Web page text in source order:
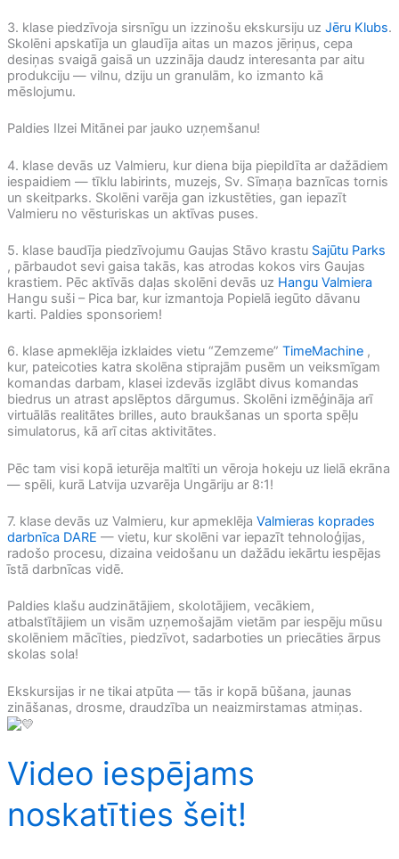
3. klase piedzīvoja sirsnīgu un izzinošu ekskursiju uz Jēru Klubs.
Skolēni apskatīja un glaudīja aitas un mazos jēriņus, cepa
desiņas svaigā gaisā un uzzināja daudz interesanta par aitu
produkciju — vilnu, dziju un granulām, ko izmanto kā
mēslojumu.
Paldies Ilzei Mitānei par jauko uzņemšanu!
4. klase devās uz Valmieru, kur diena bija piepildīta ar dažādiem
iespaidiem — tīklu labirints, muzejs, Sv. Sīmaņa baznīcas tornis
un skeitparks. Skolēni varēja gan izkustēties, gan iepazīt
Valmieru no vēsturiskas un aktīvas puses.
5. klase baudīja piedzīvojumu Gaujas Stāvo krastu Sajūtu Parks
, pārbaudot sevi gaisa takās, kas atrodas kokos virs Gaujas
krastiem. Pēc aktīvās daļas skolēni devās uz Hangu Valmiera
Hangu suši – Pica bar, kur izmantoja Popielā iegūto dāvanu
karti. Paldies sponsoriem!
6. klase apmeklēja izklaides vietu “Zemzeme” TimeMachine,
kur, pateicoties katra skolēna stiprajām pusēm un veiksmīgam
komandas darbam, klasei izdevās izglābt divus komandas
biedrus un atrast apslēptos dārgumus. Skolēni izmēģināja arī
virtuālās realitātes brilles, auto braukšanas un sporta spēļu
simulatorus, kā arī citas aktivitātes.
Pēc tam visi kopā ieturēja maltīti un vēroja hokeju uz lielā ekrāna
— spēli, kurā Latvija uzvarēja Ungāriju ar 8:1!
7. klase devās uz Valmieru, kur apmeklēja Valmieras koprades
darbnīca DARE — vietu, kur skolēni var iepazīt tehnoloģijas,
radošo procesu, dizaina veidošanu un dažādu iekārtu iespējas
īstā darbnīcas vidē.
Paldies klašu audzinātājiem, skolotājiem, vecākiem,
atbalstītājiem un visām uzņemošajām vietām par iespēju mūsu
skolēniem mācīties, piedzīvot, sadarboties un priecāties ārpus
skolas sola!
Ekskursijas ir ne tikai atpūta — tās ir kopā būšana, jaunas
zināšanas, drosme, draudzība un neaizmirstamas atmiņas.
Video iespējams
noskatīties šeit!